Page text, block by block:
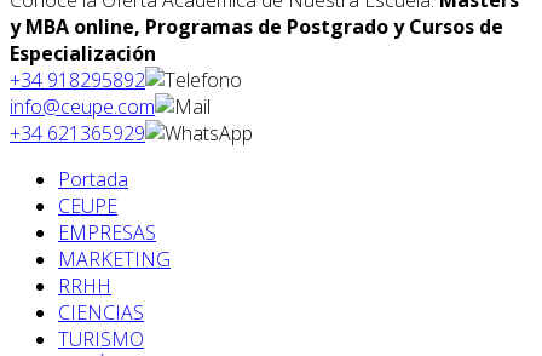
y MBA online, Programas de Postgrado y Cursos de
Especialización
+34 918295892
info@ceupe.com
+34 621365929
Portada
CEUPE
EMPRESAS
MARKETING
RRHH
CIENCIAS
TURISMO